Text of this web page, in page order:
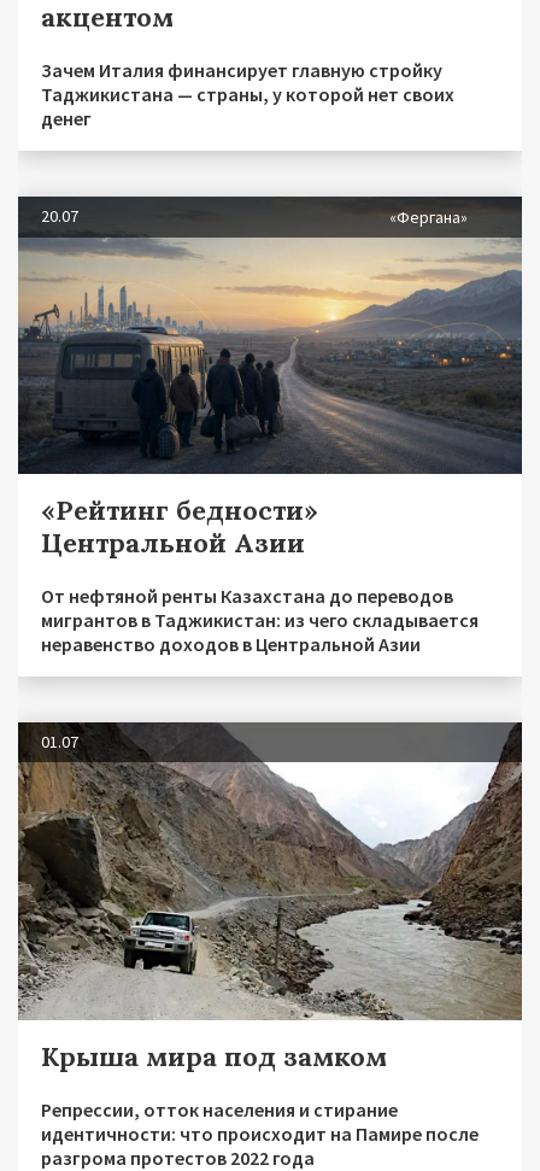
акцентом
Зачем Италия финансирует главную стройку
Таджикистана — страны, у которой нет своих
денег
20.07 «Фергана»
«Рейтинг бедности»
Центральной Азии
От нефтяной ренты Казахстана до переводов
мигрантов в Таджикистан: из чего складывается
неравенство доходов в Центральной Азии
01.07
Крыша мира под замком
Репрессии, отток населения и стирание
идентичности: что происходит на Памире после
разгрома протестов 2022 года